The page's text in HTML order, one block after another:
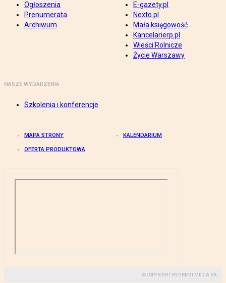
Ogłoszenia
Prenumerata
Archiwum
E-gazety.pl
Nexto.pl
Mała księgowość
Kancelarierp.pl
Wieści Rolnicze
Życie Warszawy
NASZE WYDARZENIA
Szkolenia i konferencje
MAPA STRONY KALENDARIUM
OFERTA PRODUKTOWA
© COPYRIGHT BY GREMI MEDIA SA